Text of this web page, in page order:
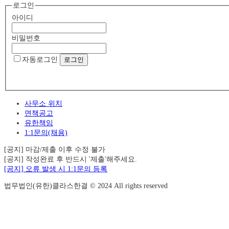
로그인
아이디
비밀번호
자동로그인
사무소 위치
면책공고
유한책임
1:1문의(채용)
[공지] 마감/제출 이후 수정 불가
[공지] 작성완료 후 반드시 '제출'해주세요.
[공지] 오류 발생 시 1:1문의 등록
법무법인(유한)클라스한결 © 2024 All rights reserved